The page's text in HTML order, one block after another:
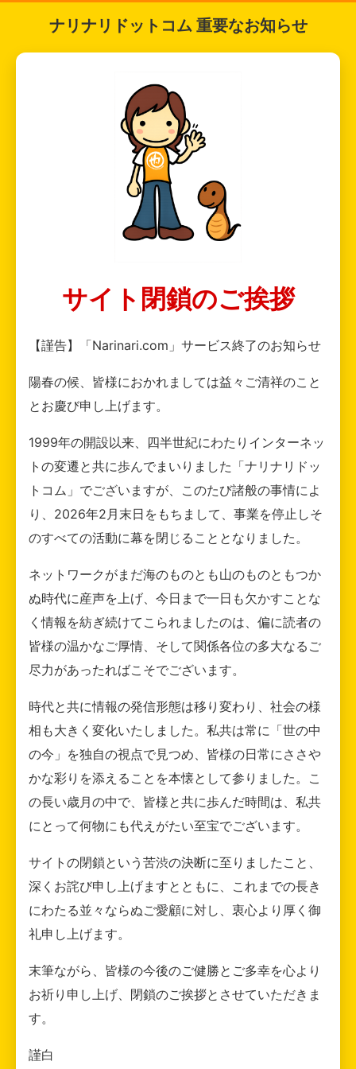
ナリナリドットコム 重要なお知らせ
サイト閉鎖のご挨拶
【謹告】「Narinari.com」サービス終了のお知らせ
陽春の候、皆様におかれましては益々ご清祥のこと
とお慶び申し上げます。
1999年の開設以来、四半世紀にわたりインターネッ
トの変遷と共に歩んでまいりました「ナリナリドッ
トコム」でございますが、このたび諸般の事情によ
り、2026年2月末日をもちまして、事業を停止しそ
のすべての活動に幕を閉じることとなりました。
ネットワークがまだ海のものとも山のものともつか
ぬ時代に産声を上げ、今日まで一日も欠かすことな
く情報を紡ぎ続けてこられましたのは、偏に読者の
皆様の温かなご厚情、そして関係各位の多大なるご
尽力があったればこそでございます。
時代と共に情報の発信形態は移り変わり、社会の様
相も大きく変化いたしました。私共は常に「世の中
の今」を独自の視点で見つめ、皆様の日常にささや
かな彩りを添えることを本懐として参りました。こ
の長い歳月の中で、皆様と共に歩んだ時間は、私共
にとって何物にも代えがたい至宝でございます。
サイトの閉鎖という苦渋の決断に至りましたこと、
深くお詫び申し上げますとともに、これまでの長き
にわたる並々ならぬご愛顧に対し、衷心より厚く御
礼申し上げます。
末筆ながら、皆様の今後のご健勝とご多幸を心より
お祈り申し上げ、閉鎖のご挨拶とさせていただきま
す。
謹白